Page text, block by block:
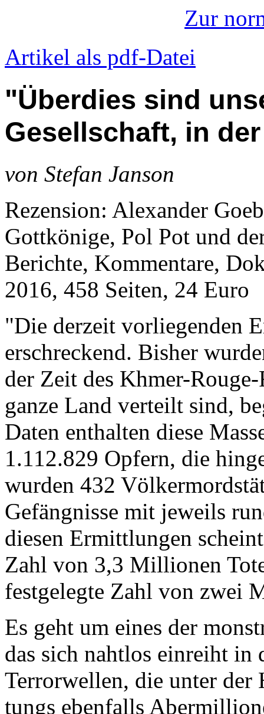
Zur
Artikel als pdf-Datei
"Überdies sind
Gesellschaft, in
von Stefan Janson
Rezension: Alexander
Gottkönige, Pol Pot und
Berichte, Kommentare,
2016, 458 Seiten, 24 Euro
"Die derzeit vorliegenden
erschreckend. Bisher
der Zeit des Khmer-
ganze Land verteilt sind,
Daten enthalten diese
1.112.829 Opfern, die
wurden 432
Gefängnisse mit jeweils
diesen Ermittlungen
Zahl von 3,3 Millionen
festgelegte Zahl von zwei
Es geht um eines der
das sich nahtlos einreiht in
Terrorwellen, die unter der
tungs ebenfalls